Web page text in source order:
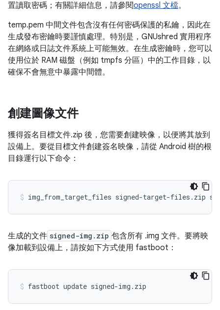
置讀取密碼；有關詳細信息，請參閱openssl 文檔。
temp.pem 中間文件包含沒有任何密碼保護的私鑰，因此在
生成發布密鑰時要謹慎處理。特別是，GNUshred 實用程序
在網絡或日誌文件系統上可能無效。在生成密鑰時，您可以
使用位於 RAM 磁盤（例如 tmpfs 分區）中的工作目錄，以
確保不會無意中暴露中間體。
創建圖像文件
獲得簽名目標文件.zip 後，您需要創建映像，以便將其放到
設備上。要從目標文件創建簽名映像，請從 Android 樹的根
目錄運行以下命令：
生成的文件 signed-img.zip 包含所有 .img 文件。要將映
像加載到設備上，請按如下方式使用 fastboot：